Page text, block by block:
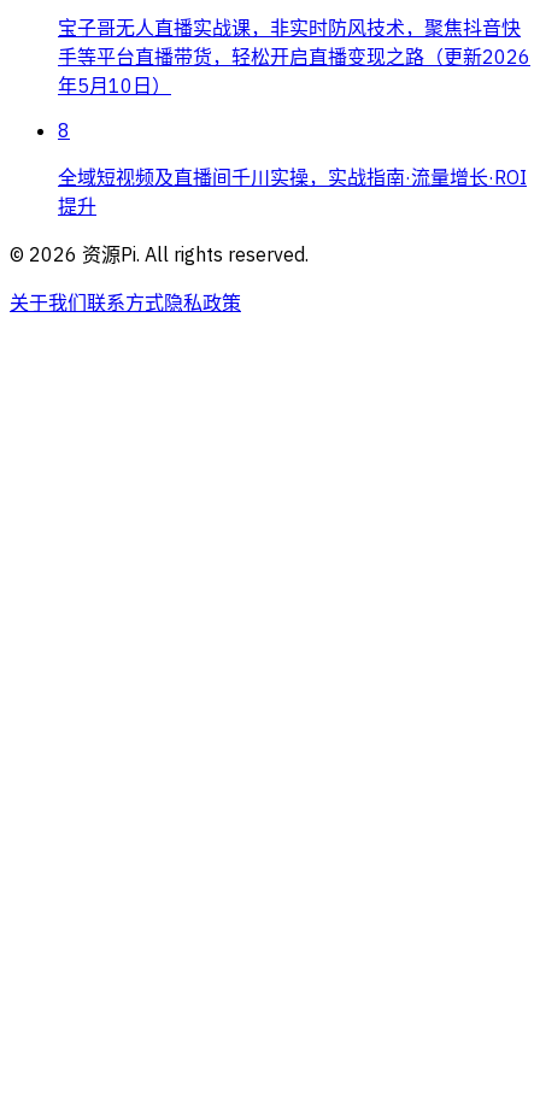
宝子哥无人直播实战课，非实时防风技术，聚焦抖音快
手等平台直播带货，轻松开启直播变现之路（更新2026
年5月10日）
8
全域短视频及直播间千川实操，实战指南·流量增长·ROI
提升
© 2026 资源Pi. All rights reserved.
关于我们联系方式隐私政策